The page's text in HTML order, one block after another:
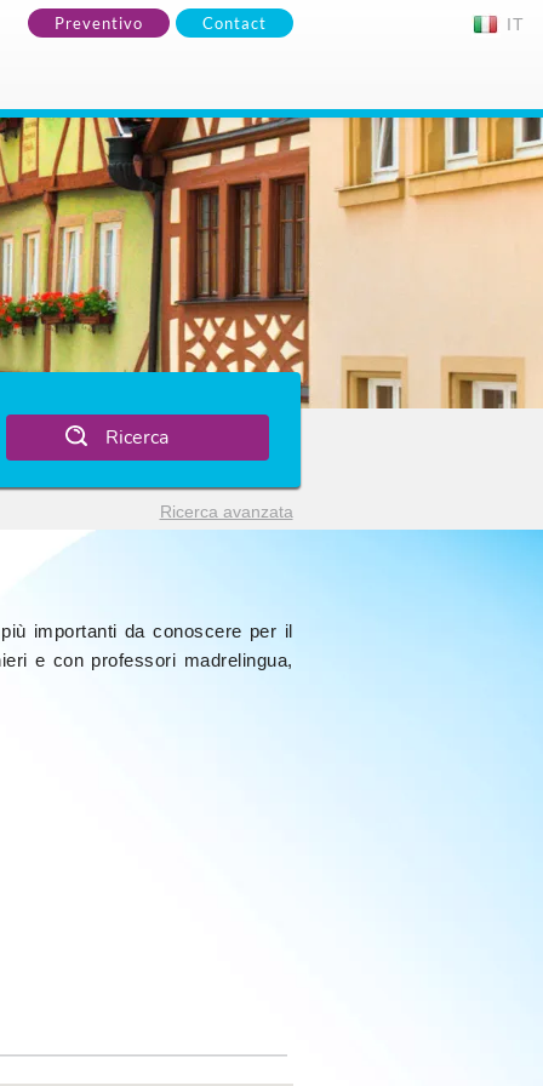
Preventivo Contact IT
Ricerca
Ricerca avanzata
importanti da conoscere per il
e con professori madrelingua,